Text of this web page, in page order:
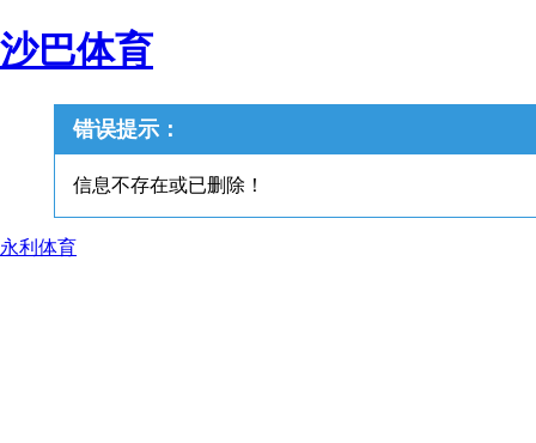
沙巴体育
错误提示：
信息不存在或已删除！
永利体育